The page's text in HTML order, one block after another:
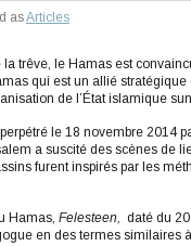
asArticles
la trêve, le Hamas est
qui est un allié stratégique
de l’État islamique
le 18 novembre 2014
a suscité des scènes de
furent inspirés par les
Hamas, Felesteen, daté du
en des termes similaires